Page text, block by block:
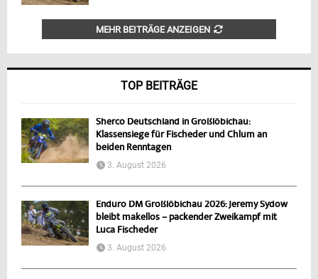
MEHR BEITRÄGE ANZEIGEN
TOP BEITRÄGE
Sherco Deutschland in Großlöbichau:
Klassensiege für Fischeder und Chlum an
beiden Renntagen
3. August 2026
Enduro DM Großlöbichau 2026: Jeremy Sydow
bleibt makellos – packender Zweikampf mit
Luca Fischeder
3. August 2026